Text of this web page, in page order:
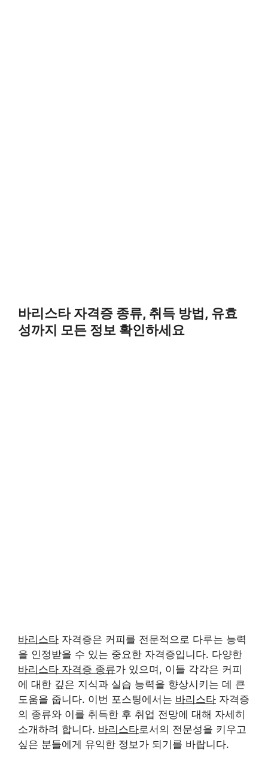
바리스타 자격증 종류, 취득 방법, 유효
성까지 모든 정보 확인하세요
바리스타 자격증은 커피를 전문적으로 다루는 능력
을 인정받을 수 있는 중요한 자격증입니다. 다양한
바리스타 자격증 종류가 있으며, 이들 각각은 커피
에 대한 깊은 지식과 실습 능력을 향상시키는 데 큰
도움을 줍니다. 이번 포스팅에서는 바리스타 자격증
의 종류와 이를 취득한 후 취업 전망에 대해 자세히
소개하려 합니다. 바리스타로서의 전문성을 키우고
싶은 분들에게 유익한 정보가 되기를 바랍니다.